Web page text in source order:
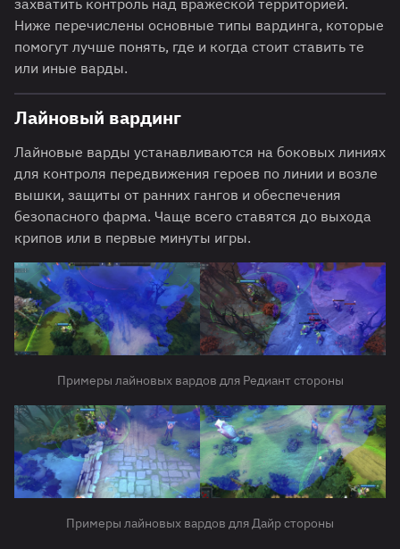
захватить контроль над вражеской территорией.
Ниже перечислены основные типы вардинга, которые
помогут лучше понять, где и когда стоит ставить те
или иные варды.
Лайновый вардинг
Лайновые варды устанавливаются на боковых линиях
для контроля передвижения героев по линии и возле
вышки, защиты от ранних гангов и обеспечения
безопасного фарма. Чаще всего ставятся до выхода
крипов или в первые минуты игры.
Примеры лайновых вардов для Редиант стороны
Примеры лайновых вардов для Дайр стороны